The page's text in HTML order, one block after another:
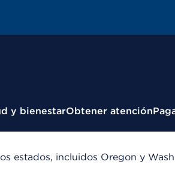
y bienestarObtener atención
estados, incluidos Oregon y